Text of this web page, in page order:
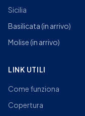
Sicilia
Basilicata(in arrivo)
Molise(in arrivo)
LINK UTILI
Come funziona
Copertura